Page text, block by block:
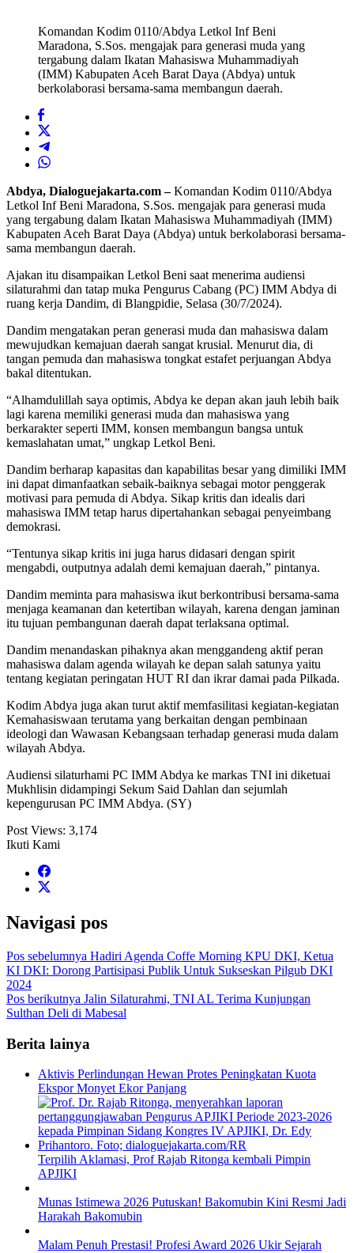
Komandan Kodim 0110/Abdya Letkol Inf Beni
Maradona, S.Sos. mengajak para generasi muda yang
tergabung dalam Ikatan Mahasiswa Muhammadiyah
(IMM) Kabupaten Aceh Barat Daya (Abdya) untuk
berkolaborasi bersama-sama membangun daerah.
Abdya, Dialoguejakarta.com –Komandan Kodim 0110/Abdya
Letkol Inf Beni Maradona, S.Sos. mengajak para generasi muda
yang tergabung dalam Ikatan Mahasiswa Muhammadiyah (IMM)
Kabupaten Aceh Barat Daya (Abdya) untuk berkolaborasi bersama-
sama membangun daerah.
Ajakan itu disampaikan Letkol Beni saat menerima audiensi
silaturahmi dan tatap muka Pengurus Cabang (PC) IMM Abdya di
ruang kerja Dandim, di Blangpidie, Selasa (30/7/2024).
Dandim mengatakan peran generasi muda dan mahasiswa dalam
mewujudkan kemajuan daerah sangat krusial. Menurut dia, di
tangan pemuda dan mahasiswa tongkat estafet perjuangan Abdya
bakal ditentukan.
“Alhamdulillah saya optimis, Abdya ke depan akan jauh lebih baik
lagi karena memiliki generasi muda dan mahasiswa yang
berkarakter seperti IMM, konsen membangun bangsa untuk
kemaslahatan umat,” ungkap Letkol Beni.
Dandim berharap kapasitas dan kapabilitas besar yang dimiliki IMM
ini dapat dimanfaatkan sebaik-baiknya sebagai motor penggerak
motivasi para pemuda di Abdya. Sikap kritis dan idealis dari
mahasiswa IMM tetap harus dipertahankan sebagai penyeimbang
demokrasi.
“Tentunya sikap kritis ini juga harus didasari dengan spirit
mengabdi, outputnya adalah demi kemajuan daerah,” pintanya.
Dandim meminta para mahasiswa ikut berkontribusi bersama-sama
menjaga keamanan dan ketertiban wilayah, karena dengan jaminan
itu tujuan pembangunan daerah dapat terlaksana optimal.
Dandim menandaskan pihaknya akan menggandeng aktif peran
mahasiswa dalam agenda wilayah ke depan salah satunya yaitu
tentang kegiatan peringatan HUT RI dan ikrar damai pada Pilkada.
Kodim Abdya juga akan turut aktif memfasilitasi kegiatan-kegiatan
Kemahasiswaan terutama yang berkaitan dengan pembinaan
ideologi dan Wawasan Kebangsaan terhadap generasi muda dalam
wilayah Abdya.
Audiensi silaturhami PC IMM Abdya ke markas TNI ini diketuai
Mukhlisin didampingi Sekum Said Dahlan dan sejumlah
kepengurusan PC IMM Abdya. (SY)
Post Views: 3,174
Ikuti Kami
Navigasi pos
Pos sebelumnya Hadiri Agenda Coffe Morning KPU DKI, Ketua
KI DKI: Dorong Partisipasi Publik Untuk Sukseskan Pilgub DKI
2024
Pos berikutnya Jalin Silaturahmi, TNI AL Terima Kunjungan
Sulthan Deli di Mabesal
Berita lainya
Aktivis Perlindungan Hewan Protes Peningkatan Kuota
Ekspor Monyet Ekor Panjang
Terpilih Aklamasi, Prof Rajab Ritonga kembali Pimpin
APJIKI
Munas Istimewa 2026 Putuskan! Bakomubin Kini Resmi Jadi
Harakah Bakomubin
Malam Penuh Prestasi! Profesi Award 2026 Ukir Sejarah